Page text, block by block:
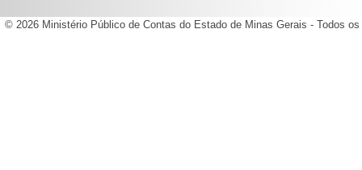
© 2026 Ministério Público de Contas do Estado de Minas Gerais - Todos